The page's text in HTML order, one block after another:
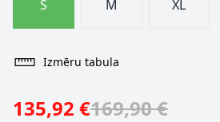
S M XL
Izmēru tabula
135,92 €169,90 €